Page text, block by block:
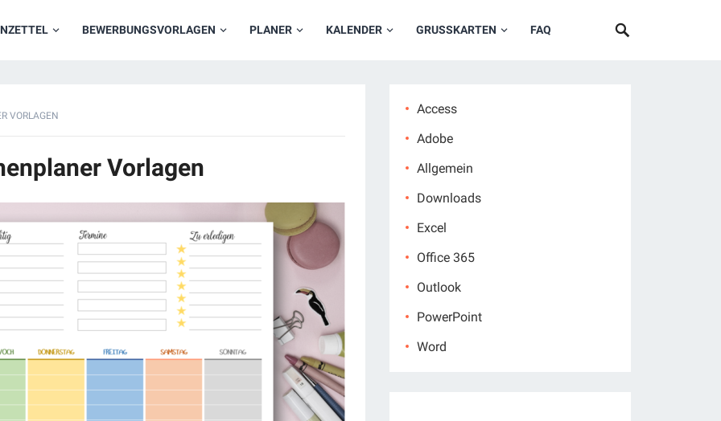
BEWERBUNGSVORLAGEN PLANER KALENDER GRUSSKARTEN FAQ
VORLAGEN
Vorlagen
Access
Adobe
Allgemein
Downloads
Excel
Office 365
Outlook
PowerPoint
Word